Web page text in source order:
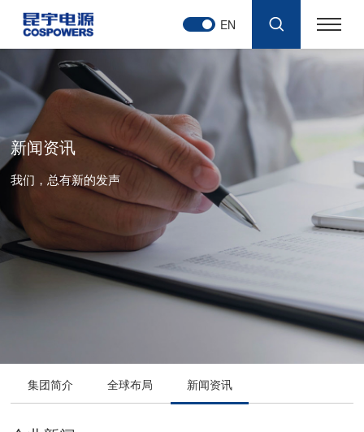
EN
新闻资讯
我们，总有新的发声
集团简介 全球布局 新闻资讯